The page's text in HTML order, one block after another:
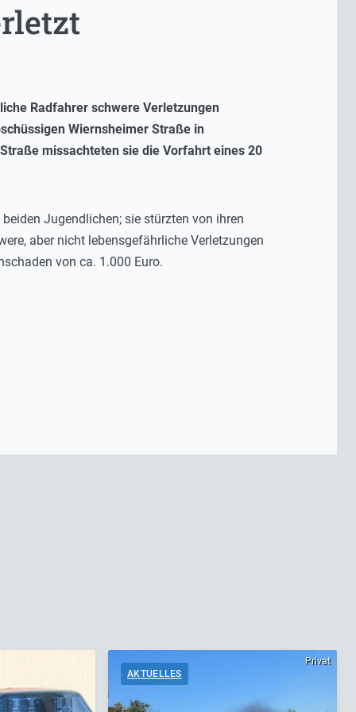
Radfahrer schwere Verletzungen
Wiernsheimer Straße in
missachteten sie die Vorfahrt eines 20
Jugendlichen; sie stürzten von ihren
aber nicht lebensgefährliche Verletzungen
von ca. 1.000 Euro.
Privat
AKTUELLES